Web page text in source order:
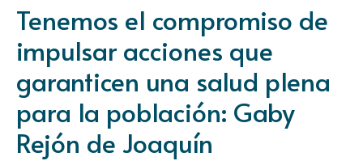
Tenemos el compromiso de
impulsar acciones que
garanticen una salud plena
para la población: Gaby
Rejón de Joaquín